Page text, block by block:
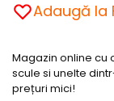
Adaugă la
Magazin online cu
scule si unelte
prețuri mici!